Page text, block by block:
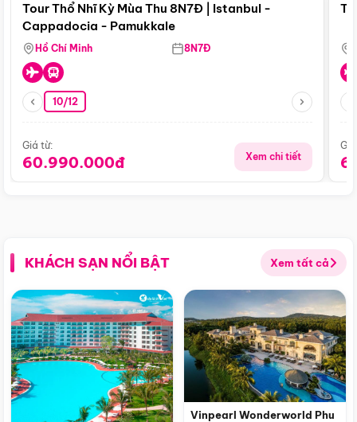
Tour Thổ Nhĩ Kỳ Mùa Thu 8N7Đ | Istanbul -
Cappadocia - Pamukkale
Hồ Chí Minh 8N7Đ
10/12
Giá từ:
60.990.000đ Xem chi tiết
KHÁCH SẠN NỔI BẬT Xem tất cả
Vinpearl Wonderworld Phu